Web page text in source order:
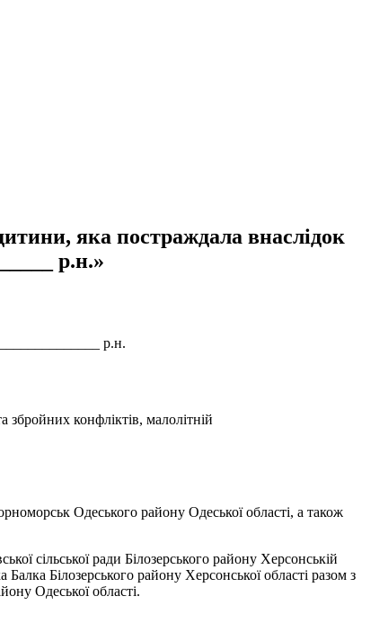
яка постраждала внаслідок
р.н.»
р.н.
конфліктів, малолітній
Одеського району Одеської області, а також
сільської ради Білозерського району Херсонській
Білозерського району Херсонської області разом з
Одеської області.